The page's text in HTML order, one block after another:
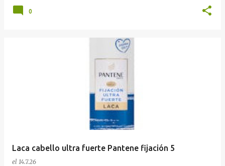
0
Laca cabello ultra fuerte Pantene fijación 5
el 14.7.26